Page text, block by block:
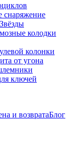
снаряжение
Звёзды
колодки
колонки
от угона
ключей
и возвратаБлог